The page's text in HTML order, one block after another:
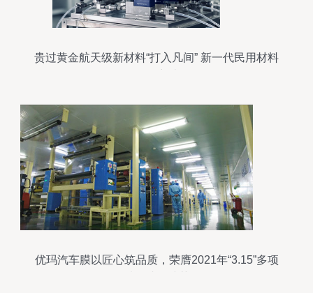
贵过黄金航天级新材料“打入凡间” 新一代民用材料
优玛汽车膜以匠心筑品质，荣膺2021年“3.15”多项